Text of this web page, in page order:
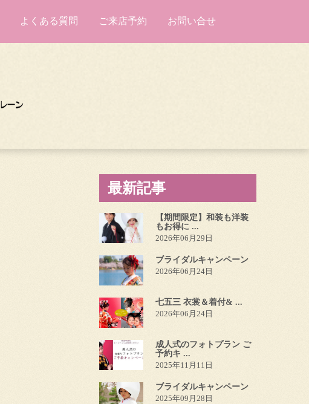
よくある質問 ご来店予約 お問い合せ
最新記事
【期間限定】和装も洋装
もお得に ...
2026年06月29日
ブライダルキャンペーン
2026年06月24日
七五三 衣裳＆着付& ...
2026年06月24日
成人式のフォトプラン ご
予約キ ...
2025年11月11日
ブライダルキャンペーン
2025年09月28日